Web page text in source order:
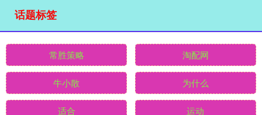
话题标签
常胜策略 淘配网
牛小散 为什么
适合 运动